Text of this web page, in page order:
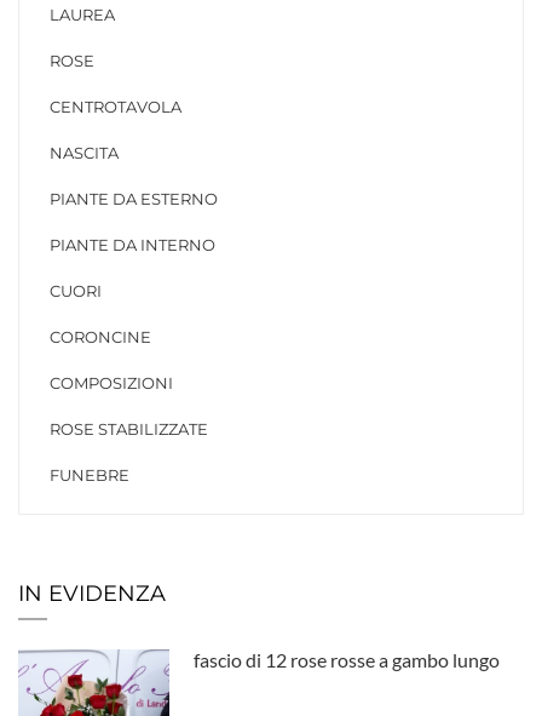
LAUREA
ROSE
CENTROTAVOLA
NASCITA
PIANTE DA ESTERNO
PIANTE DA INTERNO
CUORI
CORONCINE
COMPOSIZIONI
ROSE STABILIZZATE
FUNEBRE
IN EVIDENZA
fascio di 12 rose rosse a gambo lungo